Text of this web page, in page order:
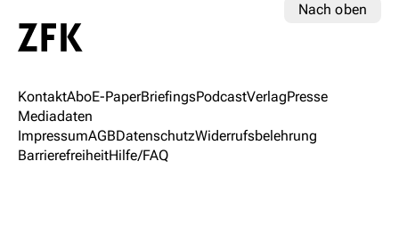
Nach oben
KontaktAboE-PaperBriefingsPodcastVerlagPresse
Mediadaten
ImpressumAGBDatenschutzWiderrufsbelehrung
BarrierefreiheitHilfe/FAQ